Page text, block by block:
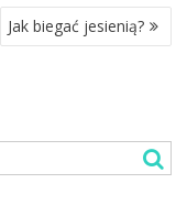
Jak biegać jesienią?